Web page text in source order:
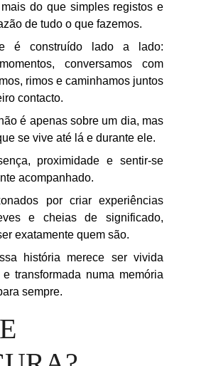
do que simples registos e
de tudo o que fazemos.
é construído lado a lado:
conversamos com
rimos e caminhamos juntos
contacto.
é apenas sobre um dia, mas
se vive até lá e durante ele.
proximidade e sentir-se
acompanhado.
por criar experiências
e cheias de significado,
exatamente quem são.
história merece ser vivida
e transformada numa memória
sempre.